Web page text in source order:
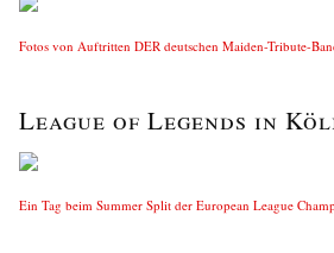
Fotos von Auftritten DER deutschen Maiden-Tribute-
League of Legends in
Ein Tag beim Summer Split der European League